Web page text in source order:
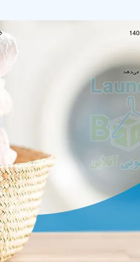
می‌دهد